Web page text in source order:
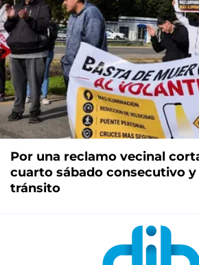
Por una reclamo vecinal
cuarto sábado consecutivo y
tránsito